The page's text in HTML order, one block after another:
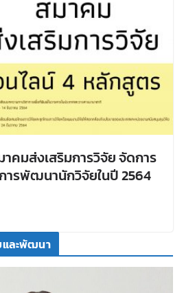
คมส่งเสริมการวิจัย จัดการ
ฝึกอบรมหลักสูตรการพัฒนานักวิจัยในปี 2564
และพัฒนา